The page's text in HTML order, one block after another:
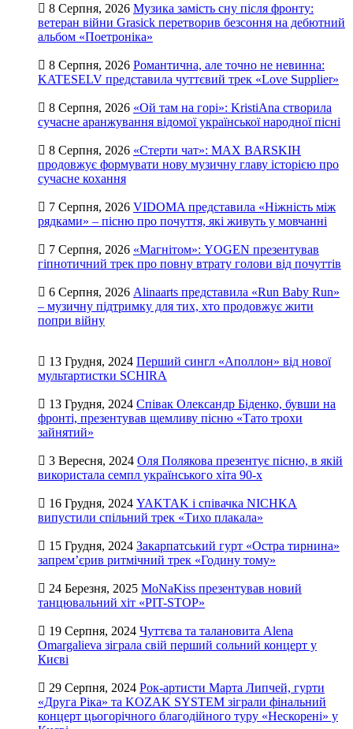
8 Серпня, 2026 Музика замість сну після фронту:
ветеран війни Grasick перетворив безсоння на дебютний
альбом «Поетроніка»
8 Серпня, 2026 Романтична, але точно не невинна:
KATESELV представила чуттєвий трек «Love Supplier»
8 Серпня, 2026 «Ой там на горі»: KristiAna створила
сучасне аранжування відомої української народної пісні
8 Серпня, 2026 «Стерти чат»: MAX BARSKIH
продовжує формувати нову музичну главу історією про
сучасне кохання
7 Серпня, 2026 VIDOMA представила «Ніжність між
рядками» – пісню про почуття, які живуть у мовчанні
7 Серпня, 2026 «Магнітом»: YOGEN презентував
гіпнотичний трек про повну втрату голови від почуттів
6 Серпня, 2026 Alinaarts представила «Run Baby Run»
– музичну підтримку для тих, хто продовжує жити
попри війну
13 Грудня, 2024 Перший сингл «Аполлон» від нової
мультартистки SCHIRA
13 Грудня, 2024 Співак Олександр Біденко, бувши на
фронті, презентував щемливу пісню «Тато трохи
зайнятий»
3 Вересня, 2024 Оля Полякова презентує пісню, в якій
використала семпл українського хіта 90-х
16 Грудня, 2024 YAKTAK і співачка NICHKA
випустили спільний трек «Тихо плакала»
15 Грудня, 2024 Закарпатський гурт «Остра тирнина»
запрем’єрив ритмічний трек «Годину тому»
24 Березня, 2025 MoNaKiss презентував новий
танцювальний хіт «PIT-STOP»
19 Серпня, 2024 Чуттєва та талановита Alena
Omargalieva зіграла свій перший сольний концерт у
Києві
29 Серпня, 2024 Рок-артисти Марта Липчей, гурти
«Друга Ріка» та KOZAK SYSTEM зіграли фінальний
концерт цьогорічного благодійного туру «Нескорені» у